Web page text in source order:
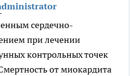
сердечно-
при лечении
контрольных точек
от миокардита